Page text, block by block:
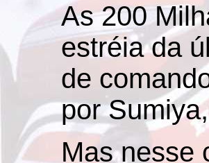
As 200
estréia da
de
por
Mas nesse